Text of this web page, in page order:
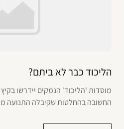
הליכוד כבר לא ביתם?
מוסדות 'הליכוד' הנמקים יידרשו
החשובה בהחלטות שקיבלה התנועה